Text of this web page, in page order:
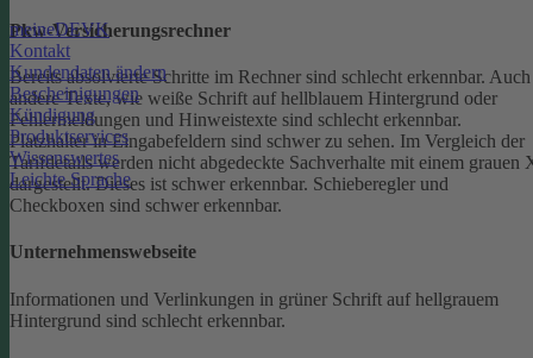
meineDEVK
Kontakt
Kundendaten ändern
Bescheinigungen
Kündigung
Produktservices
Wissenswertes
Leichte Sprache
Pkw-Versicherungsrechner
Bereits absolvierte Schritte im Rechner sind schlecht erkennbar. Auch
andere Texte, wie weiße Schrift auf hellblauem Hintergrund oder
Fehlermeldungen und Hinweistexte sind schlecht erkennbar.
Platzhalter in Eingabefeldern sind schwer zu sehen. Im Vergleich der
Tarifdetails werden nicht abgedeckte Sachverhalte mit einem grauen
dargestellt. Dieses ist schwer erkennbar. Schieberegler und
Checkboxen sind schwer erkennbar.
Unternehmenswebseite
Informationen und Verlinkungen in grüner Schrift auf hellgrauem
Hintergrund sind schlecht erkennbar.